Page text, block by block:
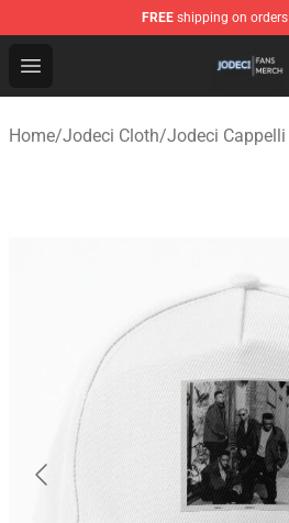
FREE shipping on
Open menu
Jodeci Shop - Official Jodeci
Home/Jodeci Cloth/Jodeci